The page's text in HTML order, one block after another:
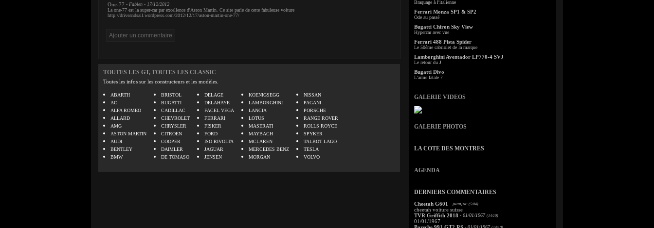
One-77 - Fabien - 17/12/2012
La one-77 est la super-car par excellence d'Aston Martin. Ce site parle de cette fabuleuse voiture
http://driveandsail.wordpress.com/2012/12/17/aston-martin-one-77/
TOUTES LES GT, TOUTES LES CLASSIC
Toutes les infos sur les constructeurs et les modèles.
ABARTH
AC
ALFA ROMEO
ALLARD
AMG
ASTON MARTIN
AUDI
BENTLEY
BMW
BRISTOL
BUGATTI
CADILLAC
CHEVROLET
CHRYSLER
CITROEN
COOPER
DAIMLER
DE TOMASO
DELAGE
DELAHAYE
FACEL VEGA
FERRARI
FISKER
FORD
ISO RIVOLTA
JAGUAR
JENSEN
KOENIGSEGG
LAMBORGHINI
LANCIA
LOTUS
MASERATI
MAYBACH
MCLAREN
MERCEDES BENZ
MORGAN
NISSAN
PAGANI
PORSCHE
RANGE ROVER
ROLLS ROYCE
SPYKER
TALBOT LAGO
TESLA
VOLVO
Braquage à l'italienne
Ferrari Monza SP1 & SP2
Ode au passé
Bugatti Chiron Sky View
Hypercar avec vue
Ferrari 488 Pista Spider
Le 50ème cabriolet de la marque
Lamborghini Aventador LP770-4 SVJ
Le retour du J
Bugatti Divo
L'arme fatale ?
GALERIE VIDEOS
GALERIE PHOTOS
LA COTE DES MONTRES
AGENDA
DERNIERS COMMENTAIRES
Cheetah G601 - jamijoe (5/04)
cheetah voiture suisse
TVR Griffith 2018 - 01/01/1967 (14/10)
01/01/1967
- 01/01/1967